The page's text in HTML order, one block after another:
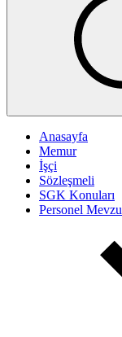
Anasayfa
Memur
İşçi
Sözleşmeli
SGK Konuları
Personel